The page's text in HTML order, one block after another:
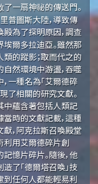
一扇神祕的傳送門。
普圖斯大陸，導致傳
為了探明原因，調查
爾多拉迪亞。雖然那
的蹤影；取而代之的
然環境中游盪，吞噬
一種名為「艾爾德碎
了相關的研究文獻。
中蘊含著包括人類記
時的文獻記載，這種
，阿克拉斯召喚殿堂
利用艾爾德碎片創
憶片碎片。隨後，他
了「德爾塔召喚」技
到任何人都能輕易利